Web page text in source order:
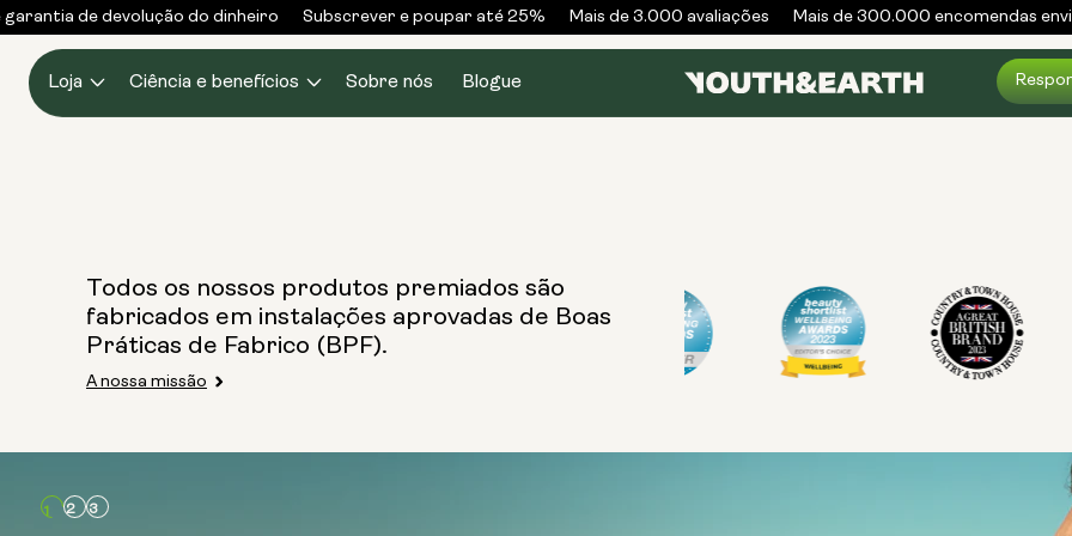
para o
conteúdo
de devolução do dinheiro Subscrever e poupar até 25% Mais de 3.000 avaliações Mais de 300.000 encomendas
Loja Ciência e benefícios Sobre nós Blogue
Todos os nossos produtos premiados são
fabricados em instalações aprovadas de Boas
Práticas de Fabrico (BPF).
A nossa missão